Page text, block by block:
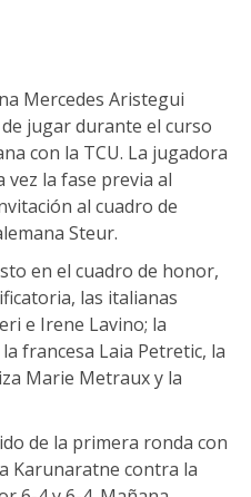
Mercedes Aristegui
jugar durante el curso
con la TCU. La jugadora
la fase previa al
al cuadro de
Steur.
en el cuadro de honor,
las italianas
e Irene Lavino; la
francesa Laia Petretic, la
Marie Metraux y la
de la primera ronda con
Karunaratne contra la